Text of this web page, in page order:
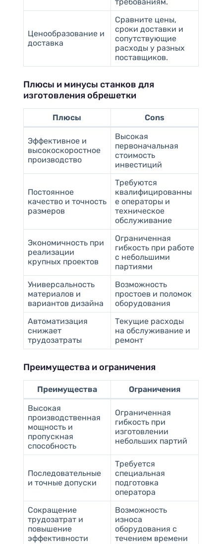
Ценообразование и
доставка
Сравните цены,
сроки доставки и
сопутствующие
расходы у разных
поставщиков.
Плюсы и минусы станков для
изготовления обрешетки
Плюсы Cons
Эффективное и
высокоскоростное
производство
Высокая
первоначальная
стоимость
инвестиций
Постоянное
качество и точность
размеров
Требуются
квалифицированны
е операторы и
техническое
обслуживание
Экономичность при
реализации
крупных проектов
Ограниченная
гибкость при работе
с небольшими
партиями
Универсальность
материалов и
вариантов дизайна
Возможность
простоев и поломок
оборудования
Автоматизация
снижает
трудозатраты
Текущие расходы
на обслуживание и
ремонт
Преимущества и ограничения
Преимущества
Ограничения
Высокая
производственная
мощность и
пропускная
способность
Ограниченная
гибкость при
изготовлении
небольших партий
Последовательные
и точные допуски
Требуется
специальная
подготовка
оператора
Сокращение
трудозатрат и
повышение
эффективности
Возможность
износа
оборудования с
течением времени